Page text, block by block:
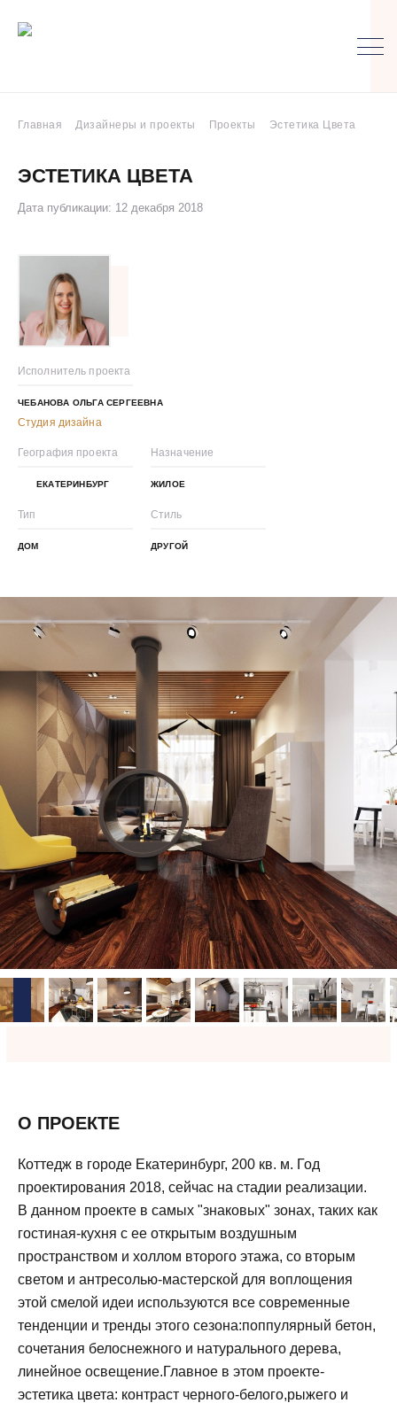
Главная Дизайнеры и проекты Проекты Эстетика Цвета
ЭСТЕТИКА ЦВЕТА
Дата публикации: 12 декабря 2018
Исполнитель проекта
ЧЕБАНОВА ОЛЬГА СЕРГЕЕВНА
Студия дизайна
География проекта
ЕКАТЕРИНБУРГ
Назначение
ЖИЛОЕ
Тип
ДОМ
Стиль
ДРУГОЙ
О ПРОЕКТЕ
Коттедж в городе Екатеринбург, 200 кв. м. Год
проектирования 2018, сейчас на стадии реализации.
В данном проекте в самых "знаковых" зонах, таких как
гостиная-кухня с ее открытым воздушным
пространством и холлом второго этажа, со вторым
светом и антресолью-мастерской для воплощения
этой смелой идеи используются все современные
тенденции и тренды этого сезона:поппулярный бетон,
сочетания белоснежного и натурального дерева,
линейное освещение.Главное в этом проекте-
эстетика цвета: контраст черного-белого,рыжего и